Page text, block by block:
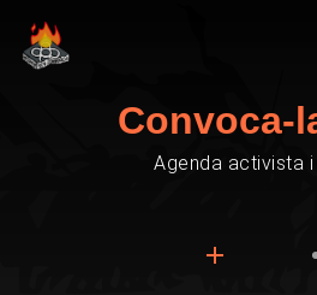
Convoca-
Agenda activista i